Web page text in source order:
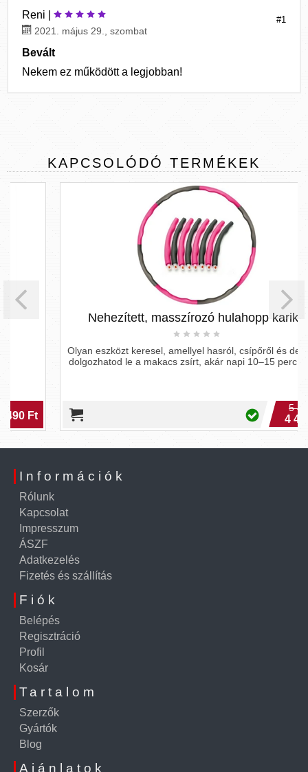
#1
Reni |
2021. május 29., szombat
Bevált
Nekem ez működött a legjobban!
KAPCSOLÓDÓ TERMÉKEK
Nehezített, masszírozó hulahopp karika
Olyan eszközt keresel, amellyel hasról, csípőről és derékról
dolgozhatod le a makacs zsírt, akár napi 10–15 perc alatt?
5 490 Ft
4 490 Ft
Információk
Rólunk
Kapcsolat
Impresszum
ÁSZF
Adatkezelés
Fizetés és szállítás
Fiók
Belépés
Regisztráció
Profil
Kosár
Tartalom
Szerzők
Gyártók
Blog
Ajánlatok